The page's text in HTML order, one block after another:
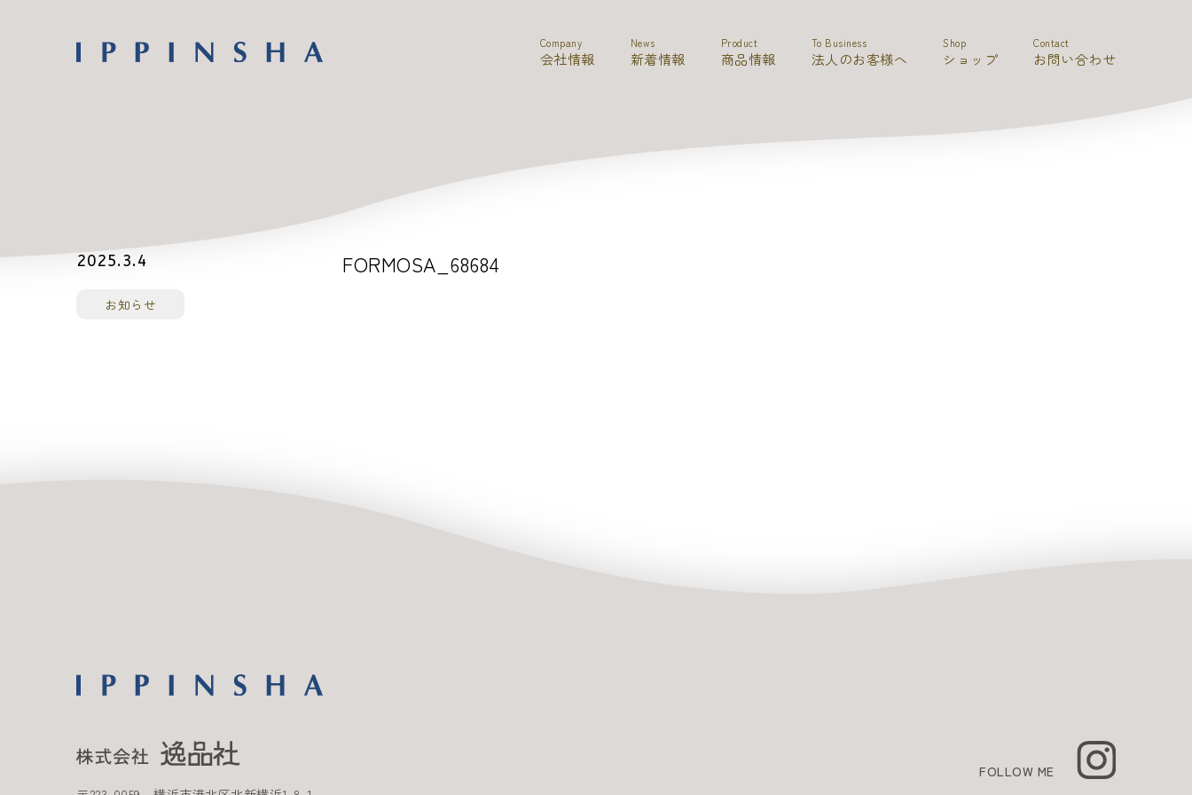
Company
会社情報
News
新着情報
Product
商品情報
To Business
法人のお客様へ
Shop
ショップ
Contact
お問い合わせ
2025.3.4
お知らせ
FORMOSA_68684
FOLLOW ME